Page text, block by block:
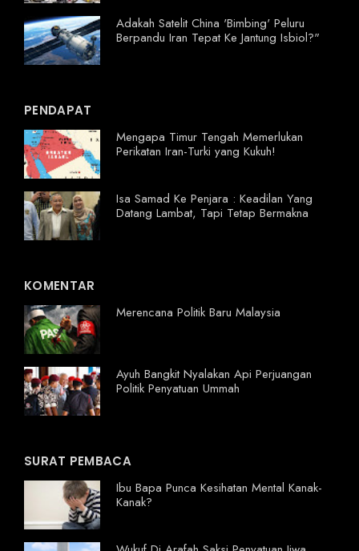
Adakah Satelit China 'Bimbing' Peluru
Berpandu Iran Tepat Ke Jantung Isbiol?"
PENDAPAT
Mengapa Timur Tengah Memerlukan
Perikatan Iran-Turki yang Kukuh!
Isa Samad Ke Penjara : Keadilan Yang
Datang Lambat, Tapi Tetap Bermakna
KOMENTAR
Merencana Politik Baru Malaysia
Ayuh Bangkit Nyalakan Api Perjuangan
Politik Penyatuan Ummah
SURAT PEMBACA
Ibu Bapa Punca Kesihatan Mental Kanak-
Kanak?